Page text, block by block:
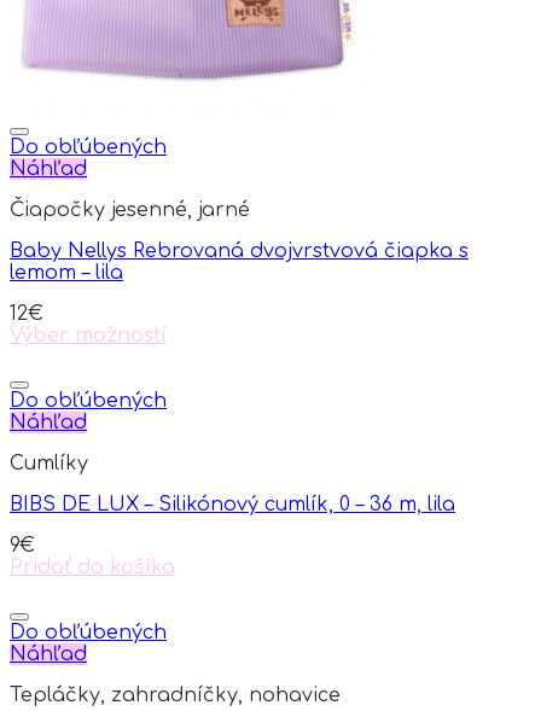
Do obľúbených
Náhľad
Čiapočky jesenné, jarné
Baby Nellys Rebrovaná dvojvrstvová čiapka s
lemom – lila
12€
Výber možností
product
has
multiple
The
may
chosen
on
product
page
Do obľúbených
Náhľad
Cumlíky
BIBS DE LUX – Silikónový cumlík, 0 – 36 m, lila
9€
Pridať do košíka
Do obľúbených
Náhľad
Tepláčky, zahradníčky, nohavice